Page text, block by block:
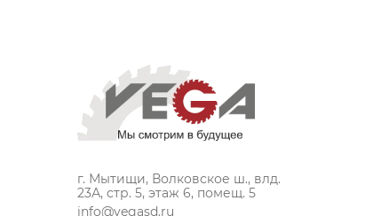
г. Мытищи, Волковское ш., влд.
23А, стр. 5, этаж 6, помещ. 5
info@vegasd.ru